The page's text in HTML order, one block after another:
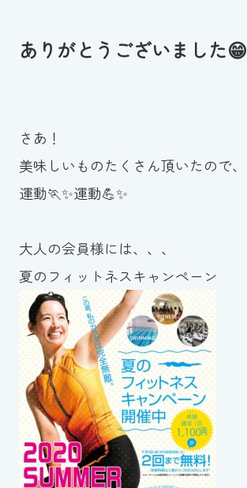
ありがとうございました😁
さあ！
美味しいものたくさん頂いたので、
運動🏃✨運動💪✨
大人の会員様には、、、
夏のフィットネスキャンペーン